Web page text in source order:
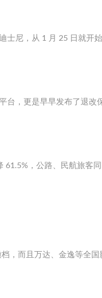
尼，从 1 月 25 日就开始
台，更是早早发布了退改
，公路、民航旅客同
，而且万达、金逸等全国